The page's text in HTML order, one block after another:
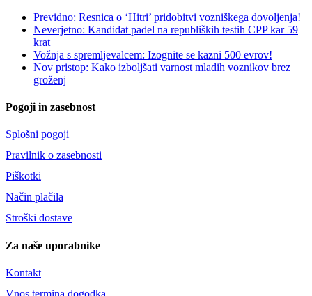
Previdno: Resnica o ‘Hitri’ pridobitvi vozniškega dovoljenja!
Neverjetno: Kandidat padel na republiških testih CPP kar 59
krat
Vožnja s spremljevalcem: Izognite se kazni 500 evrov!
Nov pristop: Kako izboljšati varnost mladih voznikov brez
groženj
Pogoji in zasebnost
Splošni pogoji
Pravilnik o zasebnosti
Piškotki
Način plačila
Stroški dostave
Za naše uporabnike
Kontakt
Vnos termina dogodka